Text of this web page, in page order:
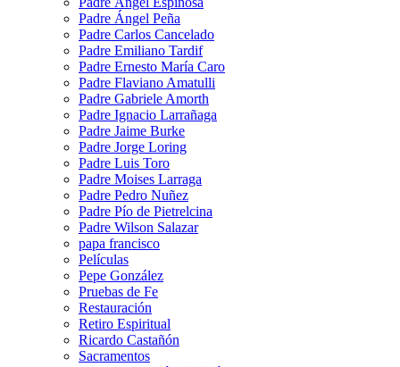
Padre Ángel Peña
Padre Carlos Cancelado
Padre Emiliano Tardif
Padre Ernesto María Caro
Padre Flaviano Amatulli
Padre Gabriele Amorth
Padre Ignacio Larrañaga
Padre Jaime Burke
Padre Jorge Loring
Padre Luis Toro
Padre Moises Larraga
Padre Pedro Nuñez
Padre Pío de Pietrelcina
Padre Wilson Salazar
papa francisco
Películas
Pepe González
Pruebas de Fe
Restauración
Retiro Espiritual
Ricardo Castañón
Sacramentos